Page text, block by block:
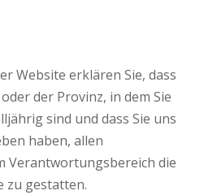
Website erklären Sie, dass
der Provinz, in dem Sie
sind und dass Sie uns
haben, allen
Verantwortungsbereich die
zu gestatten.